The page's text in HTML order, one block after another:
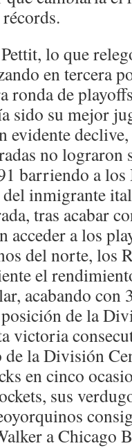
lo que
en tercera
ronda de
sido su mejor
declive,
no lograron
barriendo a
inmigrante
tras acabar
acceder a los
del norte, los
el
acabando
de la
victoria
la División
en cinco
sus
a Chicago